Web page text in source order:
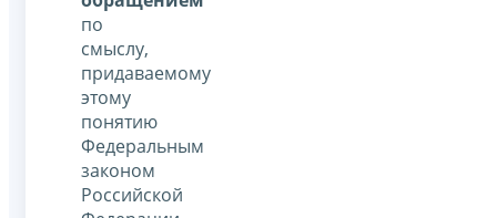
по
смыслу,
придаваемому
этому
понятию
Федеральным
законом
Российской